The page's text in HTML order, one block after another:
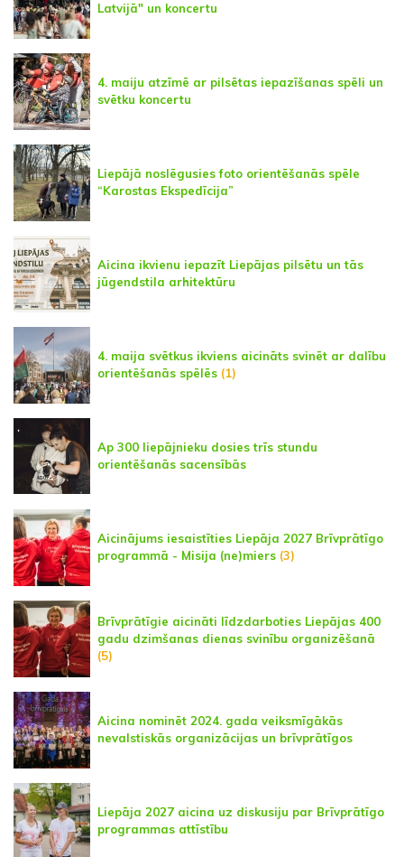
Latvijā" un koncertu
4. maiju atzīmē ar pilsētas iepazīšanas spēli un
svētku koncertu
Liepājā noslēgusies foto orientēšanās spēle
“Karostas Ekspedīcija”
Aicina ikvienu iepazīt Liepājas pilsētu un tās
jūgendstila arhitektūru
4. maija svētkus ikviens aicināts svinēt ar dalību
orientēšanās spēlēs (1)
Ap 300 liepājnieku dosies trīs stundu
orientēšanās sacensībās
Aicinājums iesaistīties Liepāja 2027 Brīvprātīgo
programmā - Misija (ne)miers (3)
Brīvprātīgie aicināti līdzdarboties Liepājas 400
gadu dzimšanas dienas svinību organizēšanā
(5)
Aicina nominēt 2024. gada veiksmīgākās
nevalstiskās organizācijas un brīvprātīgos
Liepāja 2027 aicina uz diskusiju par Brīvprātīgo
programmas attīstību